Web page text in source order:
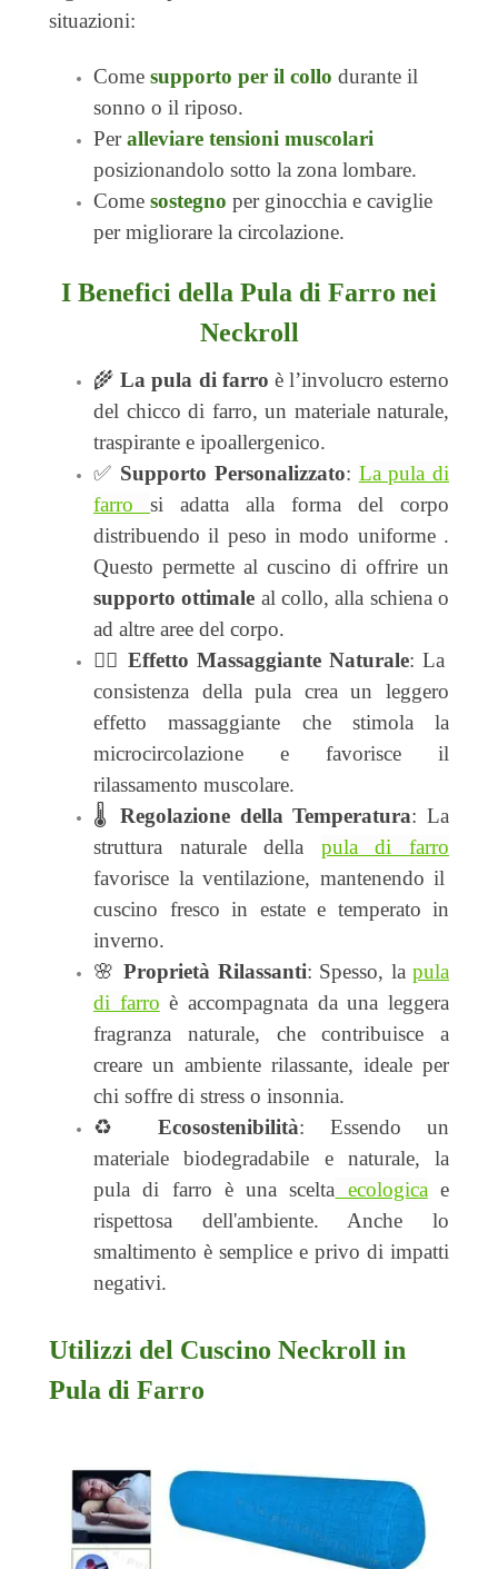
situazioni:
Come supporto per il collo durante il
sonno o il riposo.
Peralleviare tensioni muscolari
posizionandolo sotto la zona lombare.
Come sostegno per ginocchia e caviglie
per migliorare la circolazione.
I Benefici della Pula di Farro nei
Neckroll
🌾La pula di farro è l’involucro esterno
del chicco di farro, un materiale naturale,
traspirante e ipoallergenico.
✅ Supporto Personalizzato: La pula di
farro si adatta alla forma del corpo
distribuendo il peso in modo uniforme .
Questo permette al cuscino di offrire un
supporto ottimale al collo, alla schiena o
ad altre aree del corpo.
💆‍♂️ Effetto Massaggiante Naturale: La
consistenza della pula crea un leggero
effetto massaggiante che stimola la
microcircolazione e favorisce il
rilassamento muscolare.
🌡️Regolazione della Temperatura: La
struttura naturale della pula di farro
favorisce la ventilazione, mantenendo il
cuscino fresco in estate e temperato in
inverno.
🌸 Proprietà Rilassanti: Spesso, la pula
di farro è accompagnata da unaleggera
fragranza naturale, che contribuisce a
creare un ambiente rilassante, ideale per
chi soffre di stress o insonnia.
♻️ Ecosostenibilità: Essendo un
materialebiodegradabile e naturale, la
pula di farro è una scelta ecologica e
rispettosa dell'ambiente. Anche lo
smaltimento è semplice e privo di impatti
negativi.
Utilizzi del Cuscino Neckroll in
Pula di Farro
Sostegno
per
il